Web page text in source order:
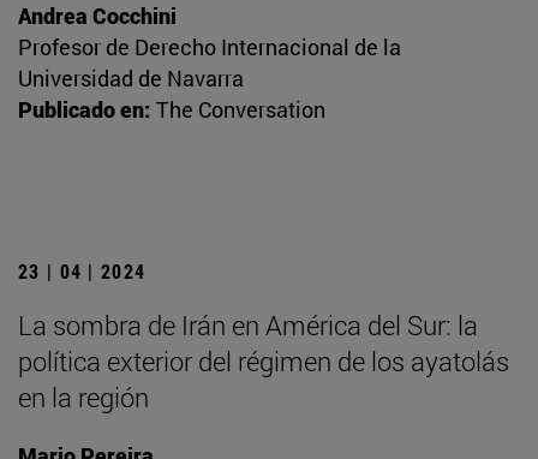
Andrea Cocchini
Profesor de Derecho Internacional de la
Universidad de Navarra
Publicado en: The Conversation
23 | 04 | 2024
La sombra de Irán en América del Sur: la
política exterior del régimen de los ayatolás
en la región